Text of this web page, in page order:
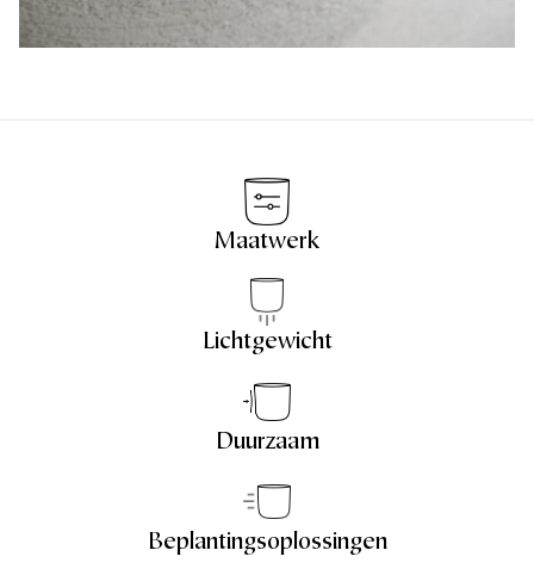
Maatwerk
Lichtgewicht
Duurzaam
Beplantingsoplossingen